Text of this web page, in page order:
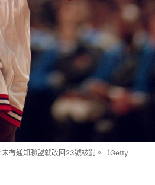
有通知聯盟就改回23號被罰。（Getty